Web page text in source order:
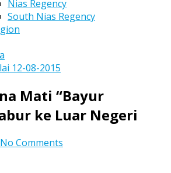
Nias Regency
South Nias Regency
12-08-2015
Mati “Bayur
ke Luar Negeri
No Comments